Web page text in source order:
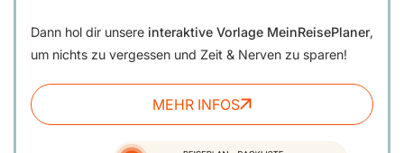
Dann hol dir unsere interaktive Vorlage MeinReisePlaner,
um nichts zu vergessen und Zeit & Nerven zu sparen!
MEHR INFOS